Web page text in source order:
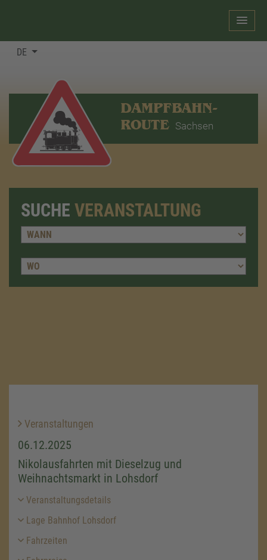
DE
DAMPFBAHN-
ROUTE Sachsen
SUCHE VERANSTALTUNG
Veranstaltungen
06.12.2025
Nikolausfahrten mit Dieselzug und
Weihnachtsmarkt in Lohsdorf
Veranstaltungsdetails
Lage Bahnhof Lohsdorf
Fahrzeiten